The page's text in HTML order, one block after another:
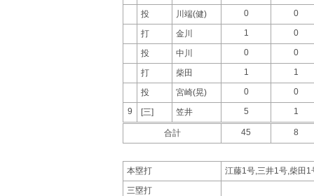
投 川端(健) 0 0
打 金川 1 0
投 中川 0 0
打 柴田 1 1
投 宮崎(晃) 0
0
9
[三] 笠井 5 1
合計 45 8
本塁打
江藤1号,三井1号,柴田1
三塁打